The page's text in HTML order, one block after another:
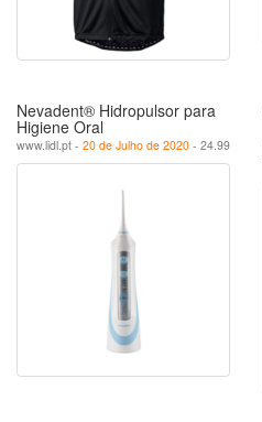
Nevadent® Hidropulsor para
Higiene Oral
www.lidl.pt - 20 de Julho de 2020 - 24.99